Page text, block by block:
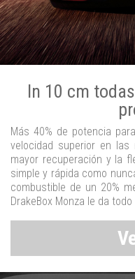
In 10 cm
Más 40% de potencia
velocidad superior en
mayor recuperación y la
simple y rápida como
combustible de un 20%
DrakeBox Monza le da